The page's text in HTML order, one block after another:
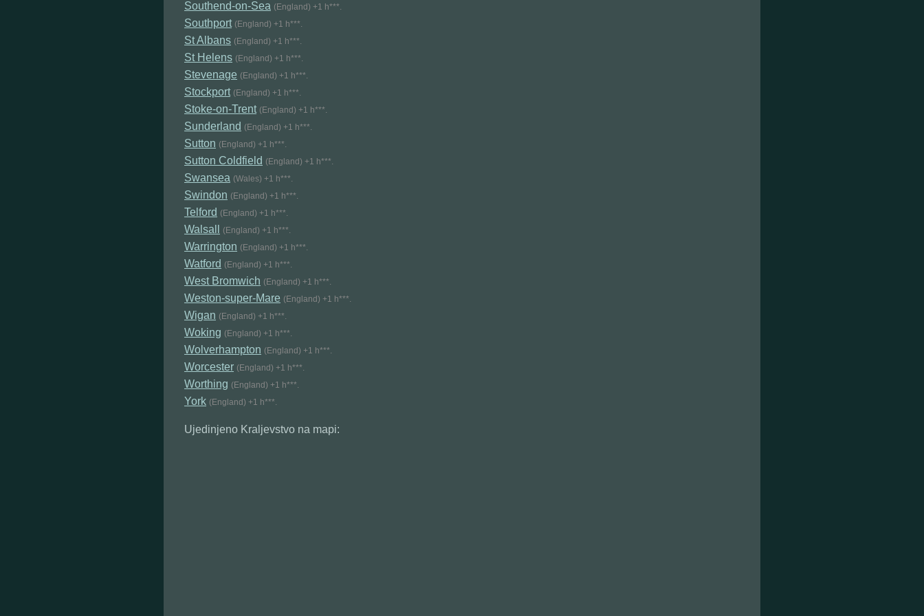
Southend-on-Sea (England) +1 h***.
Southport (England) +1 h***.
St Albans (England) +1 h***.
St Helens (England) +1 h***.
Stevenage (England) +1 h***.
Stockport (England) +1 h***.
Stoke-on-Trent (England) +1 h***.
Sunderland (England) +1 h***.
Sutton (England) +1 h***.
Sutton Coldfield (England) +1 h***.
Swansea (Wales) +1 h***.
Swindon (England) +1 h***.
Telford (England) +1 h***.
Walsall (England) +1 h***.
Warrington (England) +1 h***.
Watford (England) +1 h***.
West Bromwich (England) +1 h***.
Weston-super-Mare (England) +1 h***.
Wigan (England) +1 h***.
Woking (England) +1 h***.
Wolverhampton (England) +1 h***.
Worcester (England) +1 h***.
Worthing (England) +1 h***.
York (England) +1 h***.
Ujedinjeno Kraljevstvo na mapi: